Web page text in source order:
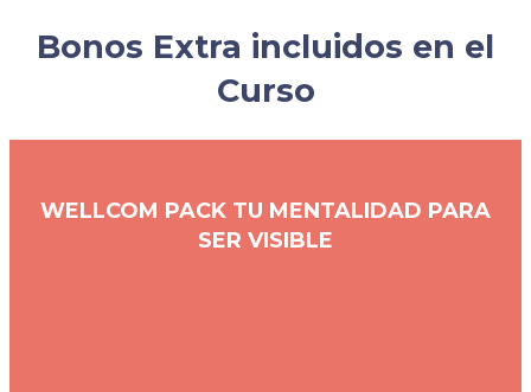
Bonos Extra incluidos en el
Curso
WELLCOM PACK TU MENTALIDAD PARA
SER VISIBLE